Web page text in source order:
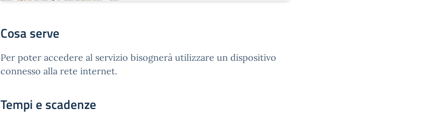
Cosa serve
Per poter accedere al servizio bisognerà utilizzare un dispositivo
connesso alla rete internet.
Tempi e scadenze